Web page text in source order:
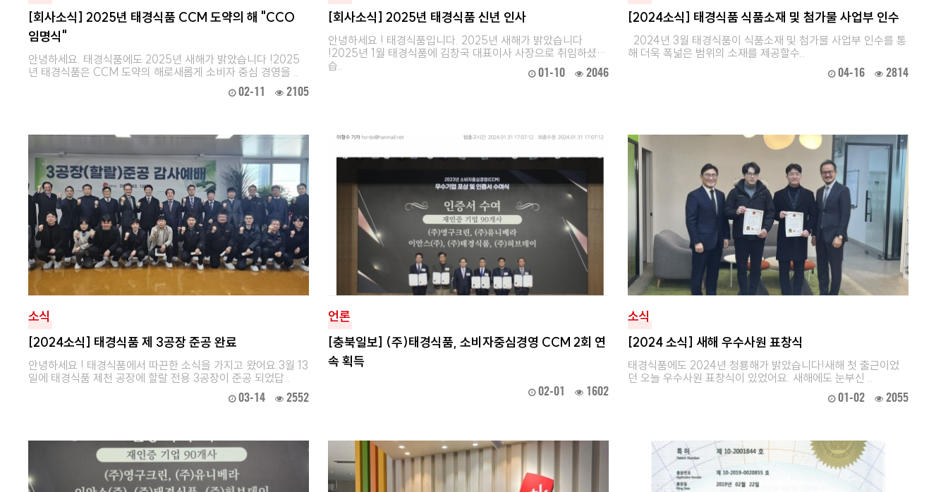
[회사소식] 2025년 태경식품 CCM 도약의 해 "CCO
임명식"
안녕하세요. 태경식품에도 2025년 새해가 밝았습니다 !2025
년 태경식품은 CCM 도약의 해로새롭게 소비자 중심 경영을 ..
02-11 2105
[회사소식] 2025년 태경식품 신년 인사
안녕하세요 ! 태경식품입니다. 2025년 새해가 밝았습니다
!2025년 1월 태경식품에 김창국 대표이사 사장으로 취임하셨
습..
01-10 2046
[2024소식] 태경식품 식품소재 및 첨가물 사업부 인수
2024년 3월 태경식품이 식품소재 및 첨가물 사업부 인수를 통
해 더욱 폭넒은 범위의 소재를 제공할수..
04-16 2814
소식
[2024소식] 태경식품 제 3공장 준공 완료
안녕하세요 ! 태경식품에서 따끈한 소식을 가지고 왔어요.3월 13
일에 태경식품 제천 공장에 할랄 전용 3공장이 준공 되었답..
03-14 2552
언론
[충북일보] (주)태경식품, 소비자중심경영 CCM 2회 연
속 획득
02-01 1602
소식
[2024 소식] 새해 우수사원 표창식
태경식품에도 2024년 청룡해가 밝았습니다!새해 첫 출근이었
던 오늘 우수사원 표창식이 있었어요. 새해에도 눈부신 ..
01-02 2055